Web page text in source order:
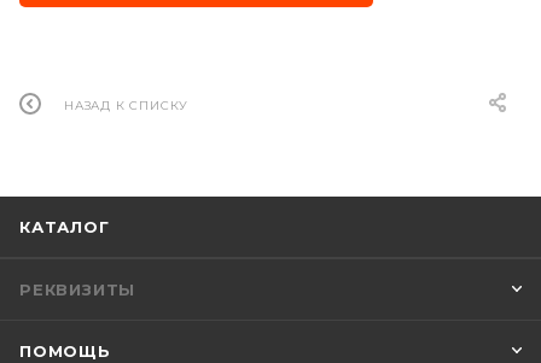
НАЗАД К СПИСКУ
КАТАЛОГ
РЕКВИЗИТЫ
ПОМОЩЬ